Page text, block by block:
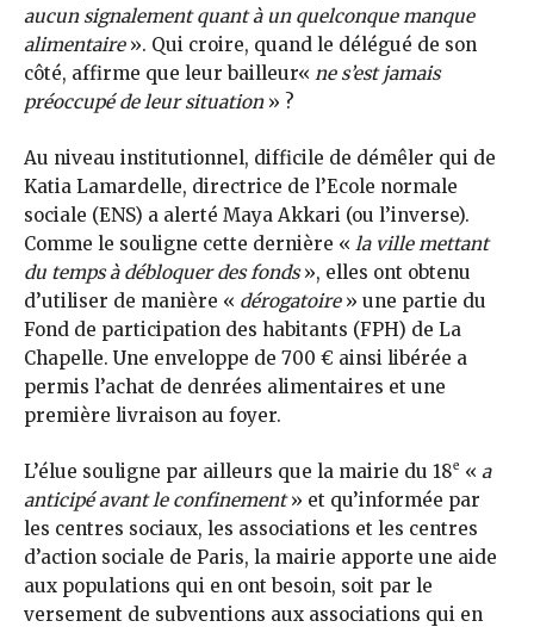
aucun signalement quant à un quelconque manque
alimentaire». Qui croire, quand le délégué de son
côté, affirme que leur bailleur« ne s’est jamais
préoccupé de leur situation» ?
Au niveau institutionnel, difficile de démêler qui de
Katia Lamardelle, directrice de l’Ecole normale
sociale (ENS) a alerté Maya Akkari (ou l’inverse).
Comme le souligne cette dernière « la ville mettant
du temps à débloquer des fonds», elles ont obtenu
d’utiliser de manière « dérogatoire» une partie du
Fond de participation des habitants (FPH) de La
Chapelle. Une enveloppe de 700 € ainsi libérée a
permis l’achat de denrées alimentaires et une
première livraison au foyer.
L’élue souligne par ailleurs que la mairie du 18e « a
anticipé avant le confinement» et qu’informée par
les centres sociaux, les associations et les centres
d’action sociale de Paris, la mairie apporte une aide
aux populations qui en ont besoin, soit par le
versement de subventions aux associations qui en